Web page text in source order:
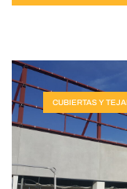
CUBIERTAS Y